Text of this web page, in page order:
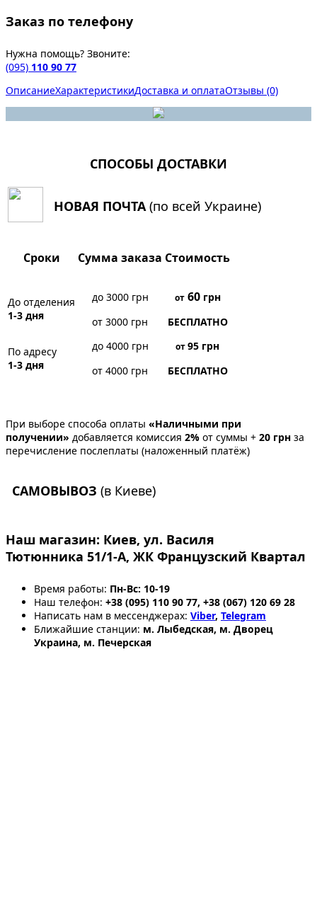
Заказ по телефону
Нужна помощь? Звоните:
(095) 110 90 77
ОписаниеХарактеристикиДоставка и оплатаОтзывы (0)
СПОСОБЫ ДОСТАВКИ
НОВАЯ ПОЧТА(по всей Украине)
Сроки Сумма заказа Стоимость
До отделения
1-3 дня
до 3000 грн от60грн
от 3000 грн
БЕСПЛАТНО
По адресу
1-3 дня
до 4000 грн от95 грн
от 4000 грн
БЕСПЛАТНО
При выборе способа оплаты «Наличными при
получении» добавляется комиссия 2% от суммы + 20 грн за
перечисление послеплаты (наложенный платёж)
САМОВЫВОЗ (в Киеве)
Наш магазин: Киев, ул. Василя
Тютюнника 51/1-А, ЖК Французский Квартал
Время работы: Пн-Вс: 10-19
Наш телефон: +38 (095) 110 90 77, +38 (067) 120 69 28
Написать нам в мессенджерах: Viber, Telegram
Ближайшие станции: м. Лыбедская, м. Дворец
Украина, м. Печерская